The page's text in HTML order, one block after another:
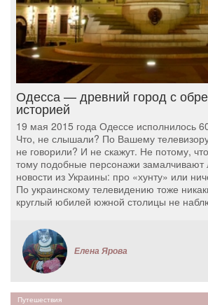
Одесса — древний город с
историей
19 мая 2015 года Одессе исполнилось
Что, не слышали? По Вашему
не говорили? И не скажут. Не потому,
тому подобные персонажи
новости из Украины: про «хунту» или
По украинскому телевидению тоже
круглый юбилей южной столицы не
Елена Ярова
Путешествия